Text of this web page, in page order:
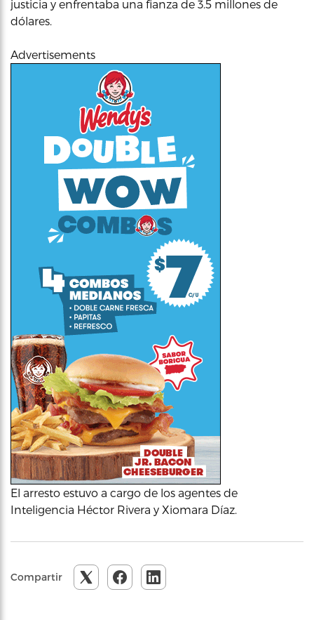
justicia y enfrentaba una fianza de 3.5 millones de
dólares.
Advertisements
El arresto estuvo a cargo de los agentes de
Inteligencia Héctor Rivera y Xiomara Díaz.
Compartir